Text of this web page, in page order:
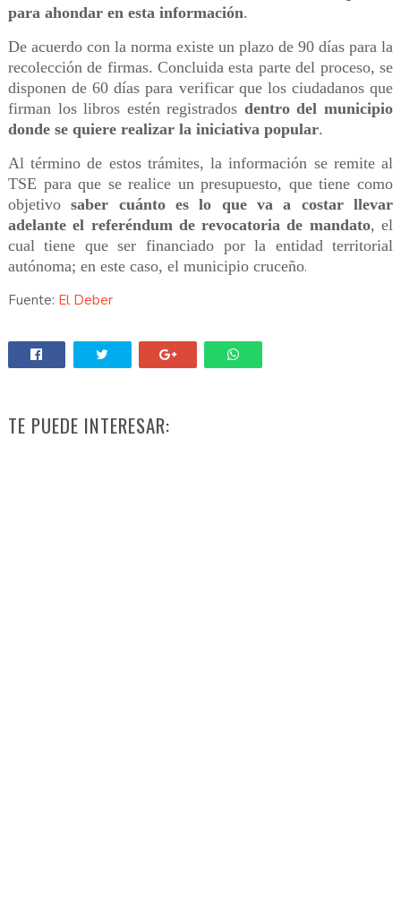
para ahondar en esta información.
De acuerdo con la norma existe un plazo de 90 días para la
recolección de firmas. Concluida esta parte del proceso, se
disponen de 60 días para verificar que los ciudadanos que
firman los libros estén registrados dentro del municipio
donde se quiere realizar la iniciativa popular.
Al término de estos trámites, la información se remite al
TSE para que se realice un presupuesto, que tiene como
objetivosaber cuánto es lo que va a costar llevar
adelante el referéndum de revocatoria de mandato, el
cual tiene que ser financiado por la entidad territorial
autónoma; en este caso, el municipio cruceño.
Fuente: El Deber
TE PUEDE INTERESAR: